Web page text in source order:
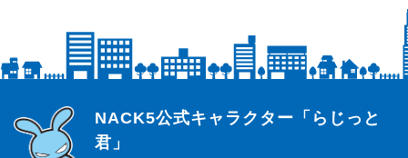
らじっと君
NACK5公式キャラクター「らじっと
君」